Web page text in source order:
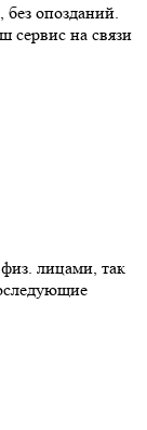
опозданий.
сервис на связи
лицами, так